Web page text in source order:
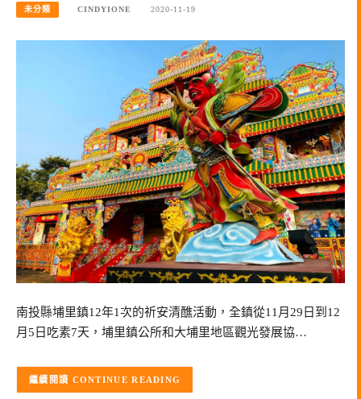
未分類 CINDYIONE 2020-11-19
南投縣埔里鎮12年1次的祈安清醮活動，全鎮從11月29日到12
月5日吃素7天，埔里鎮公所和大埔里地區觀光發展協…
CONTINUE READING